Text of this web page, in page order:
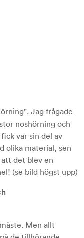
Jag frågade
noshörning och
var sin del av
olika material, sen
det blev en
(se bild högst upp)
Men allt